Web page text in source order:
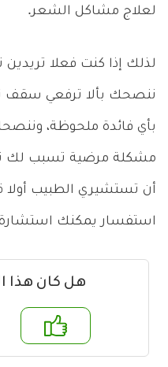
لعلاج مشاكل الشعر.
لذلك إذا كنت فعلا
ننصحك بألا ترفعي سقف
بأي فائدة ملحوظة،
مشكلة مرضية تسبب لك
أن تستشيري الطبيب أولا
استفسار يمكنك استشارة
هل كان هذا
لا